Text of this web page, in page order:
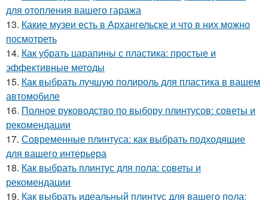
для отопления вашего гаража
13. Какие музеи есть в Архангельске и что в них можно
посмотреть
14. Как убрать царапины с пластика: простые и
эффективные методы
15. Как выбрать лучшую полироль для пластика в вашем
автомобиле
16. Полное руководство по выбору плинтусов: советы и
рекомендации
17. Современные плинтуса: как выбрать подходящие
для вашего интерьера
18. Как выбрать плинтус для пола: советы и
рекомендации
19. Как выбрать идеальный плинтус для вашего пола: